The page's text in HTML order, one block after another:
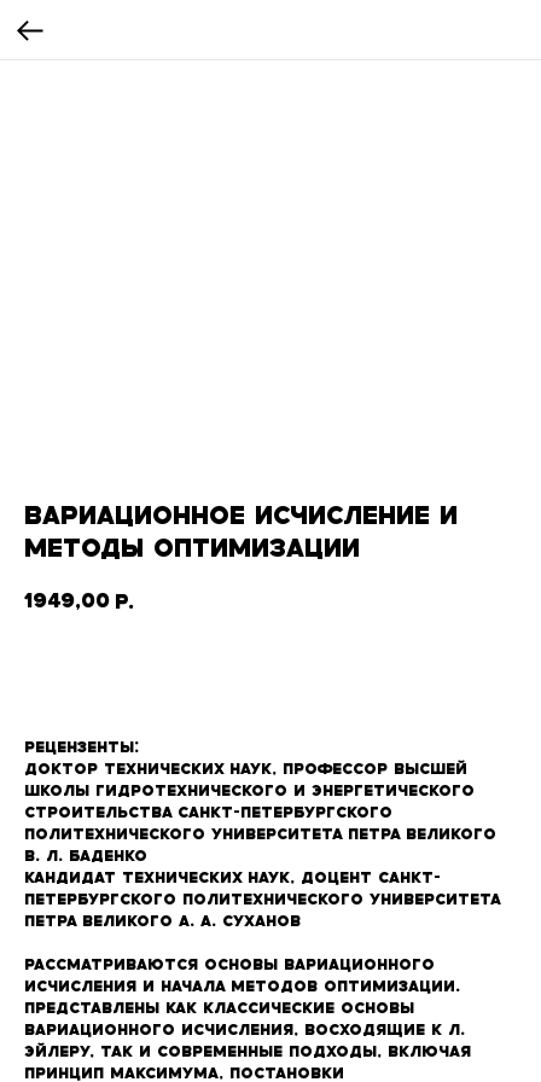
ВАРИАЦИОННОЕ ИСЧИСЛЕНИЕ И
МЕТОДЫ ОПТИМИЗАЦИИ
1949,00 р.
Рецензенты:
Доктор технических наук, профессор Высшей
школы гидротехнического и энергетического
строительства Санкт-Петербургского
политехнического университета Петра Великого
В. Л. Баденко
Кандидат технических наук, доцент Санкт-
Петербургского политехнического университета
Петра Великого А. А. Суханов
Рассматриваются основы вариационного
исчисления и начала методов оптимизации.
Представлены как классические основы
вариационного исчисления, восходящие к Л.
Эйлеру, так и современные подходы, включая
принцип максимума, постановки